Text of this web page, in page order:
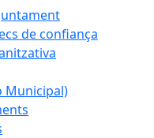
de confiança
Municipal)